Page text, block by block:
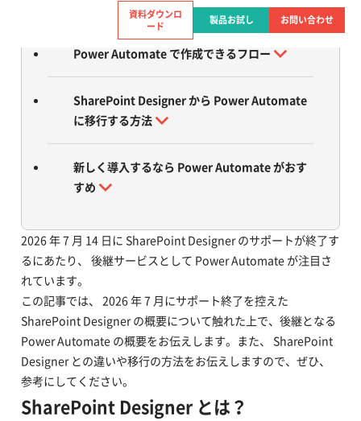
資料ダウンロ
ード
製品お試し お問い合わせ
Power Automate で作成できるフロー
SharePoint Designer から Power Automate
に移行する方法
新しく導入するなら Power Automate がおす
すめ
2026 年 7 月 14 日に SharePoint Designer のサポートが終了す
るにあたり、 後継サービスとして Power Automate が注目さ
れています。
この記事では、 2026 年 7 月にサポート終了を控えた
SharePoint Designer の概要について触れた上で、後継となる
Power Automate の概要をお伝えします。また、 SharePoint
Designer との違いや移行の方法をお伝えしますので、ぜひ、
参考にしてください。
SharePoint Designer とは？